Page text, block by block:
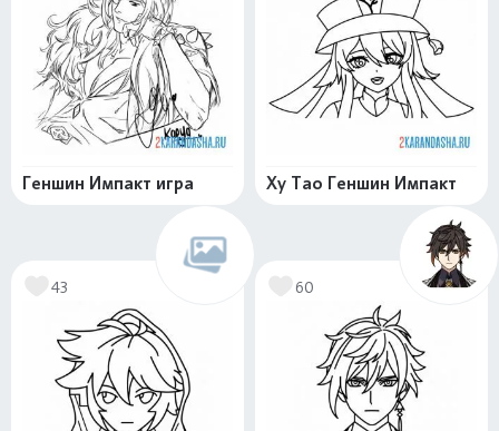
Геншин Импакт игра Ху Тао Геншин Импакт
43 60